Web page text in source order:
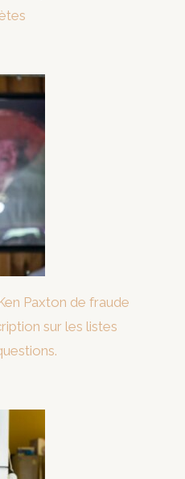
Paxton de fraude
sur les listes